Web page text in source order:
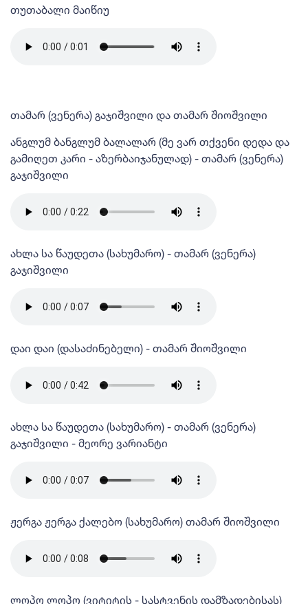
თუთაბალი მაიწიუ
თამარ (ვენერა) გაჯიშვილი და თამარ შიოშვილი
ანგლუმ ბანგლუმ ბალალარ (მე ვარ თქვენი დედა და
გამიღეთ კარი - აზერბაიჯანულად) - თამარ (ვენერა)
გაჯიშვილი
ახლა სა წაუდეთა (სახუმარო) - თამარ (ვენერა)
გაჯიშვილი
დაი დაი (დასაძინებელი) - თამარ შიოშვილი
ახლა სა წაუდეთა (სახუმარო) - თამარ (ვენერა)
გაჯიშვილი - მეორე ვარიანტი
ჟერგა ჟერგა ქალებო (სახუმარო) თამარ შიოშვილი
ლოპო ლოპო (ვიტიტის - სასტვენის დამზადებისას)